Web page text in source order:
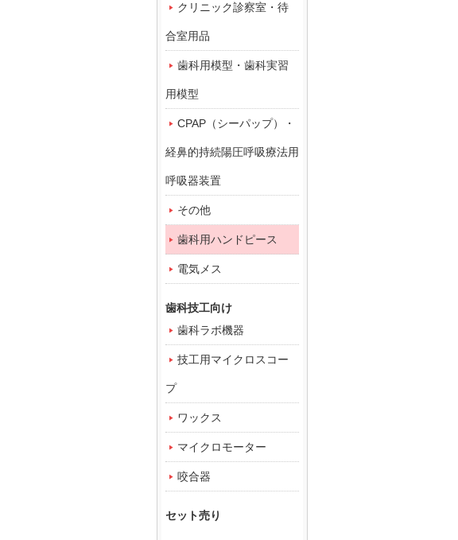
クリニック診察室・待
合室用品
歯科用模型・歯科実習
用模型
CPAP（シーパップ）・
経鼻的持続陽圧呼吸療法用
呼吸器装置
その他
歯科用ハンドピース
電気メス
歯科技工向け
歯科ラボ機器
技工用マイクロスコー
プ
ワックス
マイクロモーター
咬合器
セット売り